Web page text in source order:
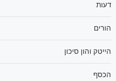
דעות
הורים
הייטק והון סיכון
הכסף